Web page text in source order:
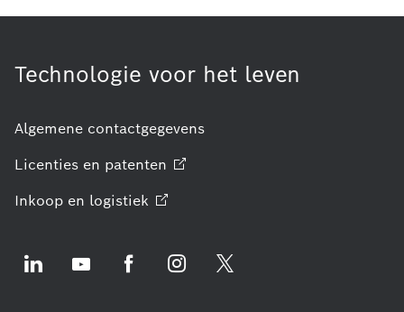
Technologie voor het leven
Algemene contactgegevens
Licenties en patenten
Inkoop en logistiek